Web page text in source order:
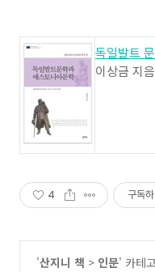
독일발트
이상금 지
4 구독하
'산지니 책 > 인문' 카테